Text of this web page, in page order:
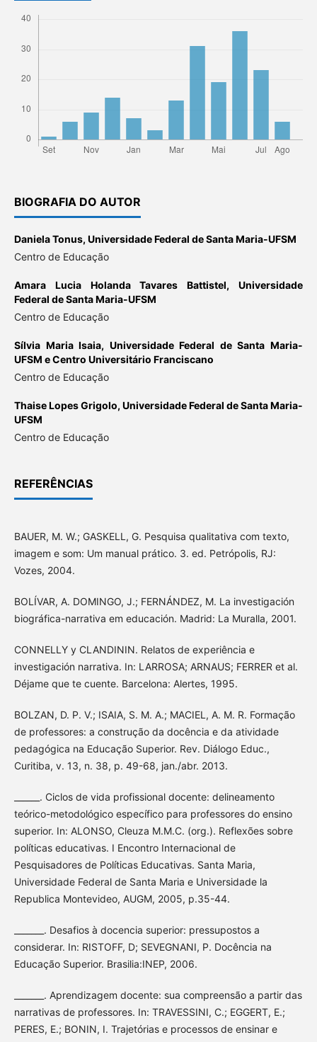
BIOGRAFIA DO AUTOR
Daniela Tonus, Universidade Federal de Santa Maria-UFSM
Centro de Educação
Amara Lucia Holanda Tavares Battistel,Universidade
Federal de Santa Maria-UFSM
Centro de Educação
Sílvia Maria Isaia, Universidade Federal de Santa Maria-
UFSM e Centro Universitário Franciscano
Centro de Educação
Thaise Lopes Grigolo, Universidade Federal de Santa Maria-
UFSM
Centro de Educação
REFERÊNCIAS
BAUER, M. W.; GASKELL, G. Pesquisa qualitativa com texto,
imagem e som: Um manual prático. 3. ed. Petrópolis, RJ:
Vozes, 2004.
BOLÍVAR, A. DOMINGO, J.; FERNÁNDEZ, M. La investigación
biográfica-narrativa em educación. Madrid: La Muralla, 2001.
CONNELLY y CLANDININ. Relatos de experiência e
investigación narrativa. In: LARROSA; ARNAUS; FERRER et al.
Déjame que te cuente. Barcelona: Alertes, 1995.
BOLZAN, D. P. V.; ISAIA, S. M. A.; MACIEL, A. M. R. Formação
de professores: a construção da docência e da atividade
pedagógica na Educação Superior. Rev. Diálogo Educ.,
Curitiba, v. 13, n. 38, p. 49-68, jan./abr. 2013.
______. Ciclos de vida profissional docente: delineamento
teórico-metodológico específico para professores do ensino
superior. In: ALONSO, Cleuza M.M.C. (org.). Reflexões sobre
políticas educativas. I Encontro Internacional de
Pesquisadores de Políticas Educativas. Santa Maria,
Universidade Federal de Santa Maria e Universidade la
Republica Montevideo, AUGM, 2005, p.35-44.
_______. Desafios à docencia superior: pressupostos a
considerar. In: RISTOFF, D; SEVEGNANI, P. Docência na
Educação Superior. Brasilia:INEP, 2006.
_______. Aprendizagem docente: sua compreensão a partir das
narrativas de professores. In: TRAVESSINI, C.; EGGERT, E.;
PERES, E.; BONIN, I. Trajetórias e processos de ensinar e